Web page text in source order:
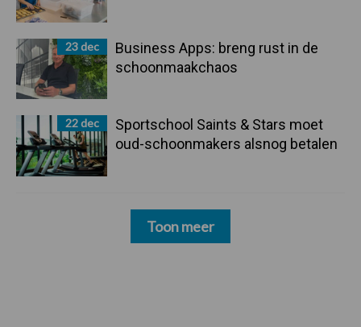
23 dec
Business Apps: breng rust in de
schoonmaakchaos
22 dec
Sportschool Saints & Stars moet
oud-schoonmakers alsnog betalen
Toon meer